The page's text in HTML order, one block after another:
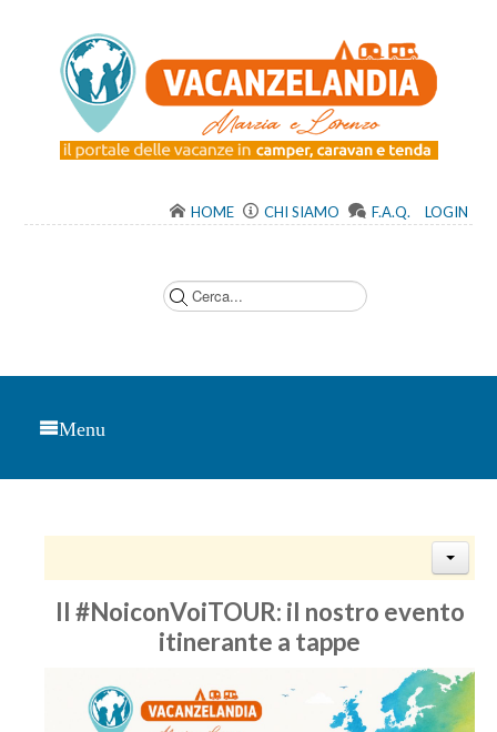
HOME CHI SIAMO F.A.Q. LOGIN
Menu
Il #NoiconVoiTOUR: il nostro evento
itinerante a tappe